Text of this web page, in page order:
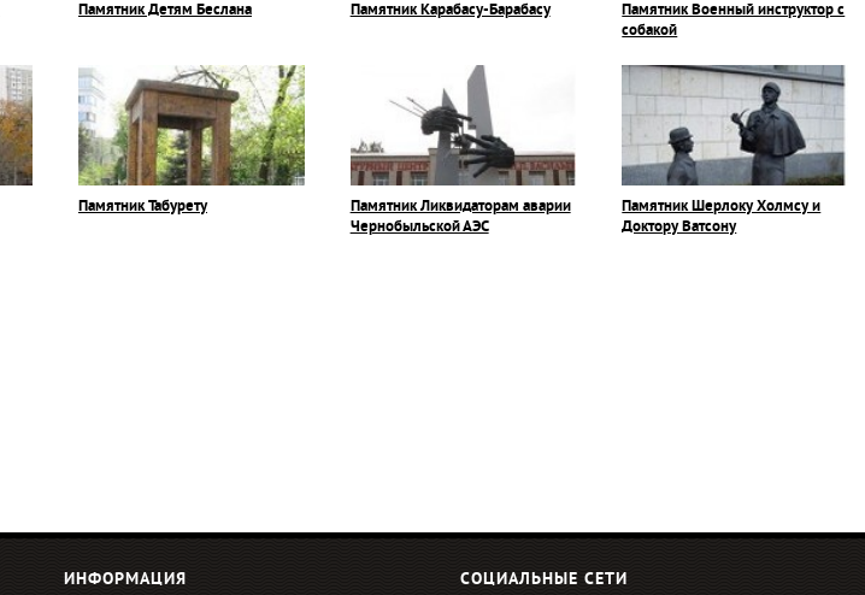
Памятник Детям Беслана Памятник Карабасу-Барабасу
Памятник Военный инструктор с
собакой
Памятник Табурету
Памятник Ликвидаторам аварии
Чернобыльской АЭС
Памятник Шерлоку Холмсу и
Доктору Ватсону
ИНФОРМАЦИЯ СОЦИАЛЬНЫЕ СЕТИ